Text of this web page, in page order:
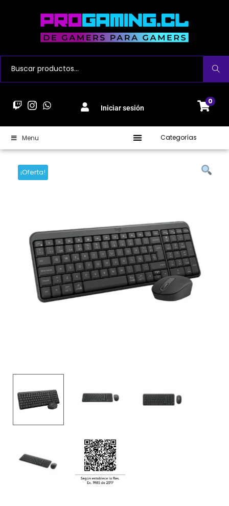
Buscar
Iniciar sesión
0
Menu Categorías
¡Oferta!